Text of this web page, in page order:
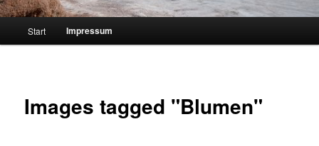
Start Impressum
Images tagged "Blumen"